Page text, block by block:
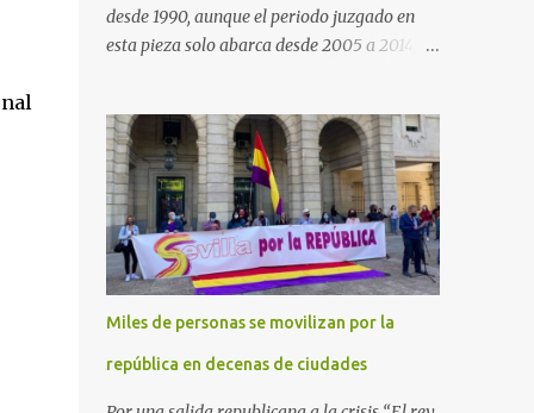
desde 1990, aunque el periodo juzgado en
esta pieza solo abarca desde 2005 a 2014, el
de cárcel de hasta 29 años por diversos
delitos de corrupción a ocho personas,
presuntamente cometidos durante las
ventas de material militar a Arabia Saudita
a través de la empresa pública española
Defex, disuelta. El fiscal Conrado Saiz
describe en su escrito de conclusiones cómo
la empresa pública Defex pagó comisiones
ilegales a diversas autoridades del régimen
Miles de personas se movilizan por la
república en decenas de ciudades